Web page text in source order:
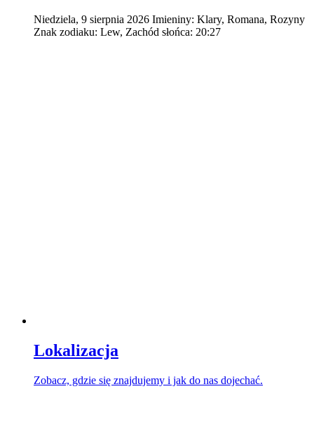
Niedziela, 9 sierpnia 2026 Imieniny: Klary, Romana, Rozyny
Znak zodiaku: Lew, Zachód słońca: 20:27
Lokalizacja
Zobacz, gdzie się znajdujemy i jak do nas dojechać.